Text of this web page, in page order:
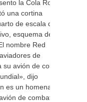
la Cola Roja
una cortina
de escala de
esquema de
nombre Red
de
avión de cola
dijo
es un homenaje
de combate